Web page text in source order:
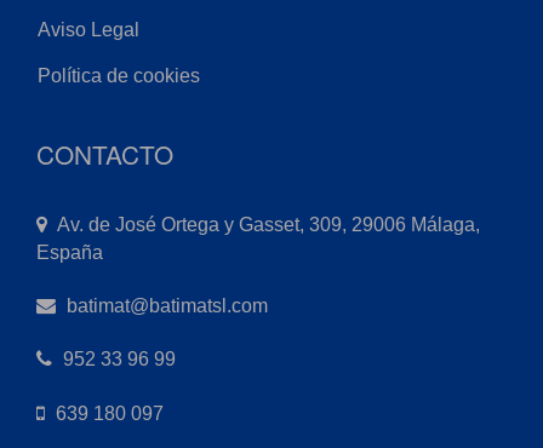
Aviso Legal
Política de cookies
CONTACTO
Av. de José Ortega y Gasset, 309, 29006 Málaga,
España
batimat@batimatsl.com
952 33 96 99
639 180 097